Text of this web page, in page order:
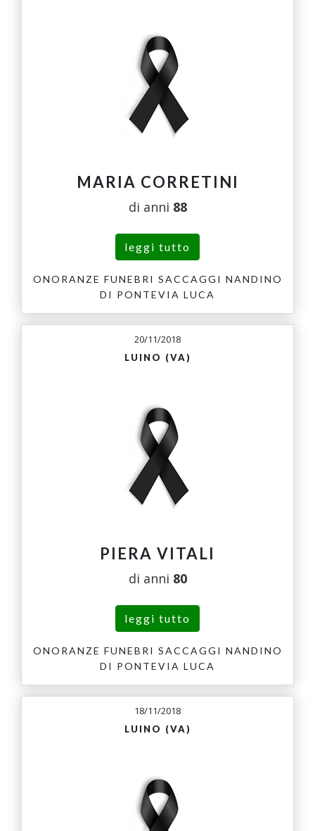
MARIA CORRETINI
di anni 88
leggi tutto
ONORANZE FUNEBRI SACCAGGI NANDINO
DI PONTEVIA LUCA
20/11/2018
LUINO (VA)
PIERA VITALI
di anni 80
leggi tutto
ONORANZE FUNEBRI SACCAGGI NANDINO
DI PONTEVIA LUCA
18/11/2018
LUINO (VA)